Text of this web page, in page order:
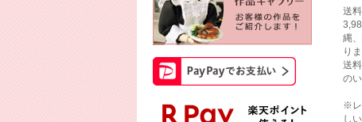
送
縄
りま
送
の
※レ
し